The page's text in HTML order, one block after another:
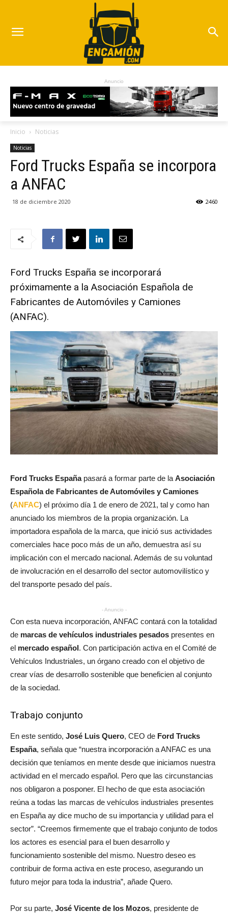
Anuncio
Inicio Noticias
Noticias
Ford Trucks España se incorpora
a ANFAC
18 de diciembre 2020 2460
Ford Trucks España se incorporará
próximamente a la Asociación Española de
Fabricantes de Automóviles y Camiones
(ANFAC).
Ford Trucks Españapasará a formar parte de laAsociación
Española de Fabricantes de Automóviles y Camiones
(ANFAC) el próximo día 1 de enero de 2021, tal y como han
anunciado los miembros de la propia organización. La
importadora española de la marca, que inició sus actividades
comerciales hace poco más de un año, demuestra así su
implicación con el mercado nacional. Además de su voluntad
de involucración en el desarrollo del sector automovilístico y
del transporte pesado del país.
- Anuncio -
Con esta nueva incorporación, ANFAC contará con la totalidad
de marcas de vehículos industriales pesados presentes en
el mercado español. Con participación activa en el Comité de
Vehículos Industriales, un órgano creado con el objetivo de
crear vías de desarrollo sostenible que beneficien al conjunto
de la sociedad.
Trabajo conjunto
En este sentido, José Luis Quero, CEO de Ford Trucks
España, señala que “nuestra incorporación a ANFAC es una
decisión que teníamos en mente desde que iniciamos nuestra
actividad en el mercado español. Pero que las circunstancias
nos obligaron a posponer. El hecho de que esta asociación
reúna a todas las marcas de vehículos industriales presentes
en España ay dice mucho de su importancia y utilidad para el
sector”. “Creemos firmemente que el trabajo conjunto de todos
los actores es esencial para el buen desarrollo y
funcionamiento sostenible del mismo. Nuestro deseo es
contribuir de forma activa en este proceso, asegurando un
futuro mejor para toda la industria”, añade Quero.
Por su parte, José Vicente de los Mozos, presidente de